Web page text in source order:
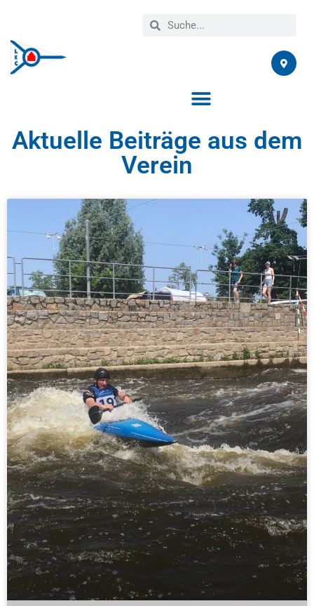
Aktuelle Beiträge aus dem
Verein